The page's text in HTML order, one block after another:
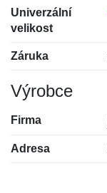
Univerzální
velikost
Záruka
Výrobce
Firma
Adresa